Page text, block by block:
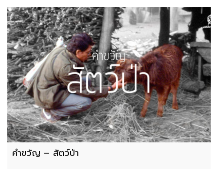
คำขวัญ – สัตว์ป่า